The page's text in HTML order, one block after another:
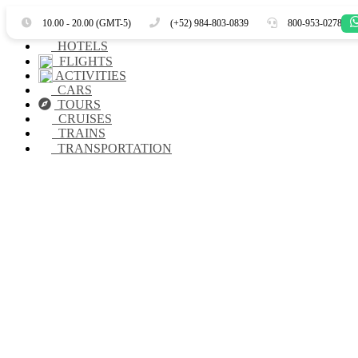
10.00 - 20.00 (GMT-5) (+52) 984-803-0839 800-953-0278
Es En
HOTELS
FLIGHTS
ACTIVITIES
CARS
TOURS
CRUISES
TRAINS
TRANSPORTATION